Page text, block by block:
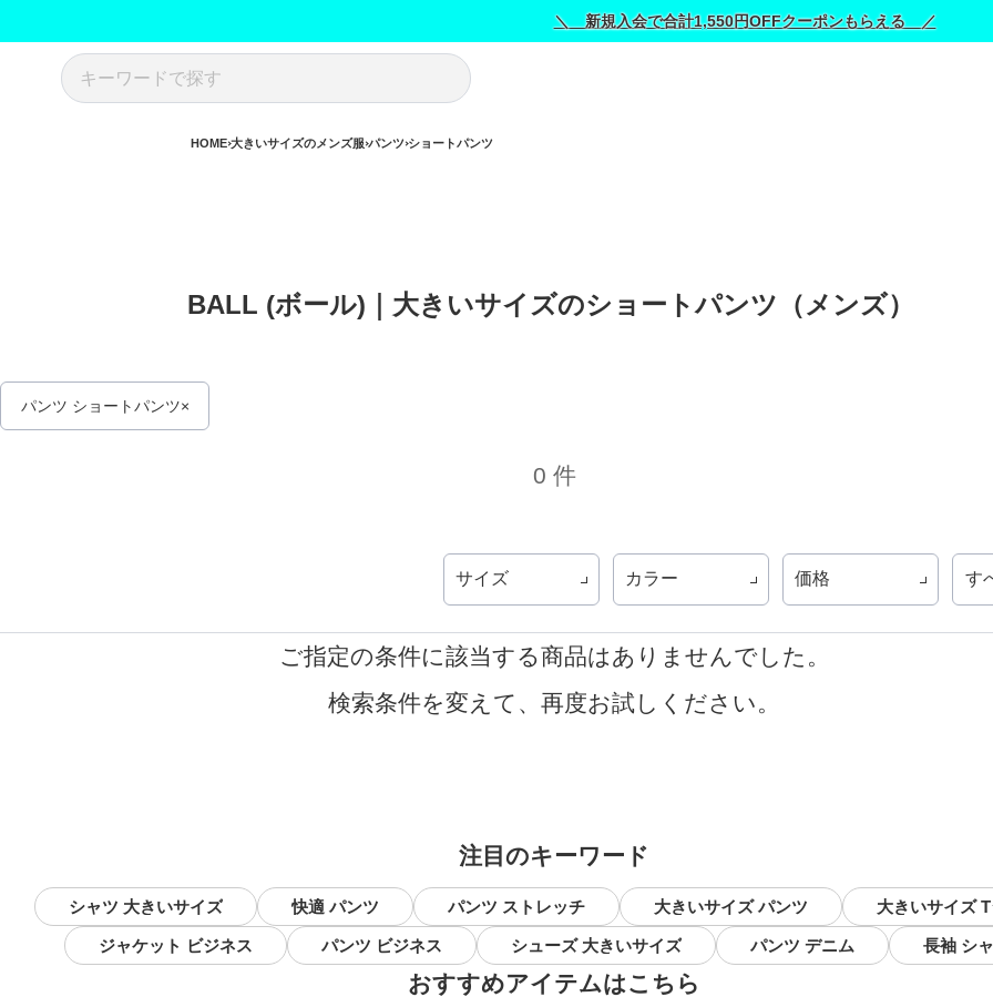
＼ 新規入会で合計1,550円OFFクーポンもらえる ／
HOME 大きいサイズのメンズ服 パンツ ショートパンツ
BALL (ボール)｜大きいサイズのショートパンツ（メンズ）
パンツ ショートパンツ
0 件
サイズ カラー 価格 す
ご指定の条件に該当する商品はありませんでした。
検索条件を変えて、再度お試しください。
注目のキーワード
シャツ 大きいサイズ 快適 パンツ パンツ ストレッチ 大きいサイズ パンツ 大きいサイズ
ジャケット ビジネス パンツ ビジネス シューズ 大きいサイズ パンツ デニム 長袖 シ
おすすめアイテムはこちら